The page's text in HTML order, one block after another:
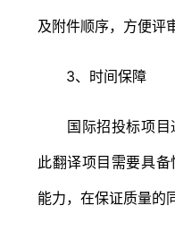
及附件顺序，方便评
3、时间保障
国际招投标项目
此翻译项目需要具
能力，在保证质量的